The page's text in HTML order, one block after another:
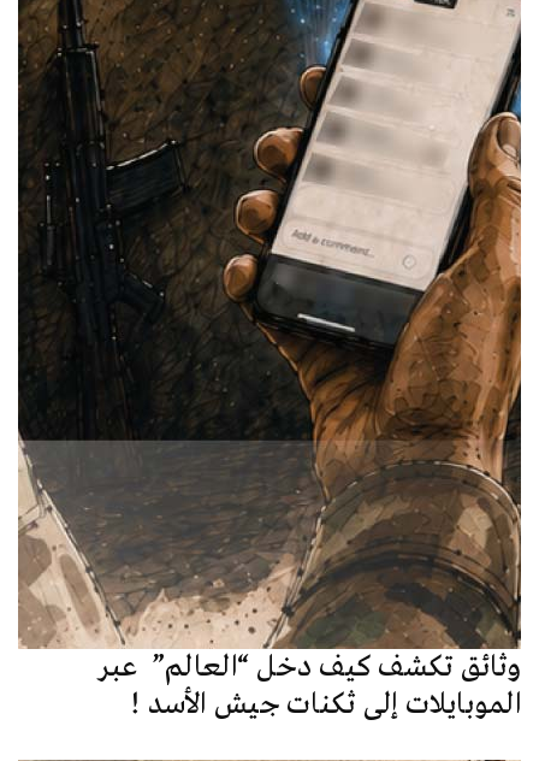
وثائق تكشف كيف دخل “العالم” عبر
الموبايلات إلى ثكنات جيش الأسد !